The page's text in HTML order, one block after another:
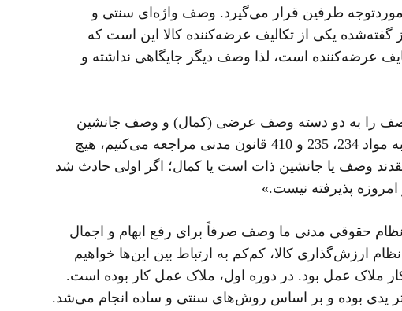
طرفین قرار می‌گیرد. وصف واژه‌ای سنتی و
امروز مورداستفاده نیست، کما اینکه در ماده 13 قانون تجارت نیز گفته‌شده یکی از تکالیف عرضه‌کننده کالا این است که
عرضه‌کننده است، لذا وصف دیگر جایگاهی نداشته و
وصف را به دو دسته وصف عرضی (کمال) و وصف جانشین
ذات تقسیم می‌کند. مبنای این تقسیم‌بندی هم به دیدگاه‌های فقهی در مورد وصف بازمی‌گردد؛ اگرچه وقتی به مواد 234، 235 و 410 قانون مدنی مراجعه می‌کنیم، هیچ
وصف یا جانشین ذات است یا کمال؛ اگر اولی حادث شد
پذیرفته نیست.»
حقوقی مدنی ما وصف صرفاً برای رفع ابهام و اجمال
ارزش‌گذاری کالا، کم‌کم به ارتباط بین این‌ها خواهیم
ملاک عمل بود. در دوره اول، ملاک عمل کار بوده است.
یدی بوده و بر اساس روش‌های سنتی و ساده انجام می‌شد.